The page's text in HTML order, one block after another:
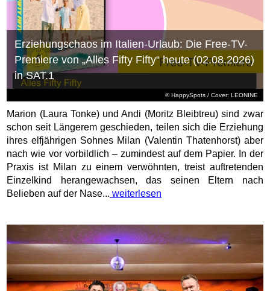
© HappySpots / Cover: LEONINE
Erziehungschaos im Italien-Urlaub: Die Free-TV-
Premiere von „Alles Fifty Fifty“ heute (02.08.2026)
in SAT.1
Marion (Laura Tonke) und Andi (Moritz Bleibtreu) sind zwar
schon seit Längerem geschieden, teilen sich die Erziehung
ihres elfjährigen Sohnes Milan (Valentin Thatenhorst) aber
nach wie vor vorbildlich – zumindest auf dem Papier. In der
Praxis ist Milan zu einem verwöhnten, treist auftretenden
Einzelkind herangewachsen, das seinen Eltern nach
Belieben auf der Nase... weiterlesen